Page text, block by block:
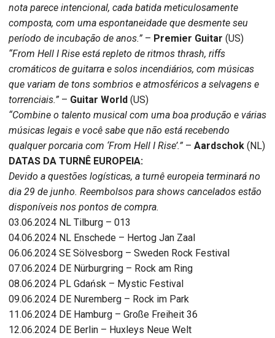
nota parece intencional, cada batida meticulosamente
composta, com uma espontaneidade que desmente seu
período de incubação de anos.” – Premier Guitar (US)
“From Hell I Rise está repleto de ritmos thrash, riffs
cromáticos de guitarra e solos incendiários, com músicas
que variam de tons sombrios e atmosféricos a selvagens e
torrenciais.” – Guitar World (US)
“Combine o talento musical com uma boa produção e várias
músicas legais e você sabe que não está recebendo
qualquer porcaria com ‘From Hell I Rise’.” – Aardschok (NL)
DATAS DA TURNÊ EUROPEIA:
Devido a questões logísticas, a turnê europeia terminará no
dia 29 de junho. Reembolsos para shows cancelados estão
disponíveis nos pontos de compra.
03.06.2024 NL Tilburg – 013
04.06.2024 NL Enschede – Hertog Jan Zaal
06.06.2024 SE Sölvesborg – Sweden Rock Festival
07.06.2024 DE Nürburgring – Rock am Ring
08.06.2024 PL Gdańsk – Mystic Festival
09.06.2024 DE Nuremberg – Rock im Park
11.06.2024 DE Hamburg – Große Freiheit 36
12.06.2024 DE Berlin – Huxleys Neue Welt